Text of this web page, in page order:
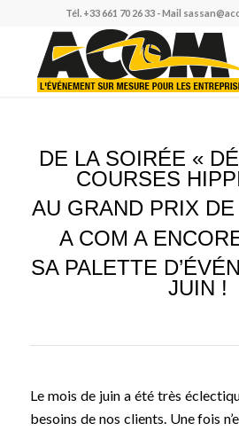
Tél. +33 661 70 26 33 - Mail
DE LA SOIRÉE «
COURSES
AU GRAND PRIX
A COM A
SA PALETTE
JUIN !
Le mois de juin a été très
besoins de nos clients. Une fois